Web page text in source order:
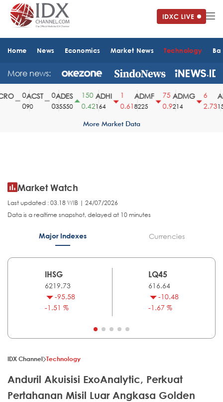
Home News Economics Market News Technology
More news:
ACST
90
ADES
35550
150
0.42
ADHI
164
0.61
ADMF
8225
75
0.9
ADMG
214
2.73
More Market Data
Market Watch
Last updated : 03.18 WIB | 24/07/2026
Data is a realtime snapshot, delayed at 10 minutes
Major Indexes Currencies
IHSG
6219.73
-95.58
-1.51 %
LQ45
616.64
-10.48
-1.67 %
IDX Channel Technology
Anduril Akuisisi ExoAnalytic, Perkuat
Pertahanan Misil Luar Angkasa Golden